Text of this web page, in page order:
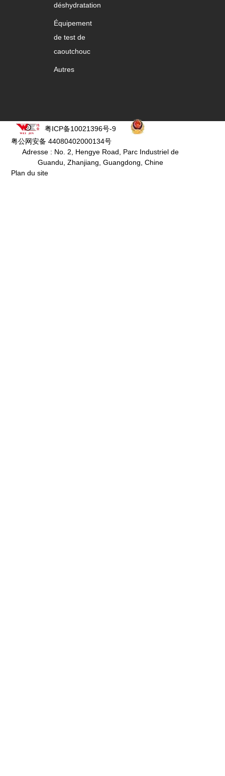
déshydratation
Équipement
de test de
caoutchouc
Autres
粤ICP备10021396号-9
粤公网安备 44080402000134号
Adresse : No. 2, Hengye Road, Parc Industriel de
Guandu, Zhanjiang, Guangdong, Chine
Plan du site